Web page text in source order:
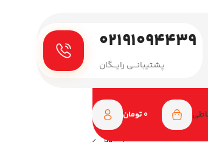
۰۲۱۹۱۰۹۴۴۳۹
پـشتیبانـــی رایـــگان
0 تومان